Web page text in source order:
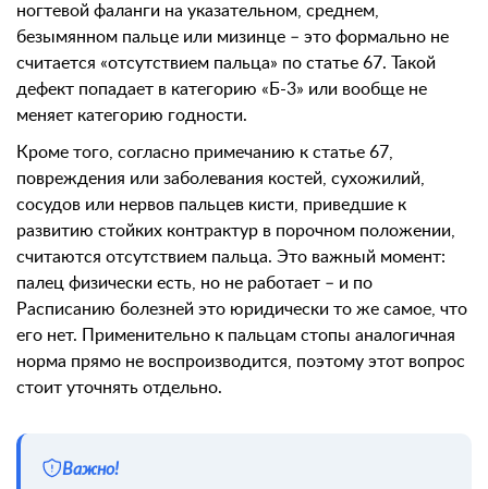
ногтевой фаланги на указательном, среднем,
безымянном пальце или мизинце – это формально не
считается «отсутствием пальца» по статье 67. Такой
дефект попадает в категорию «Б-3» или вообще не
меняет категорию годности.
Кроме того, согласно примечанию к статье 67,
повреждения или заболевания костей, сухожилий,
сосудов или нервов пальцев кисти, приведшие к
развитию стойких контрактур в порочном положении,
считаются отсутствием пальца. Это важный момент:
палец физически есть, но не работает – и по
Расписанию болезней это юридически то же самое, что
его нет. Применительно к пальцам стопы аналогичная
норма прямо не воспроизводится, поэтому этот вопрос
стоит уточнять отдельно.
Важно!